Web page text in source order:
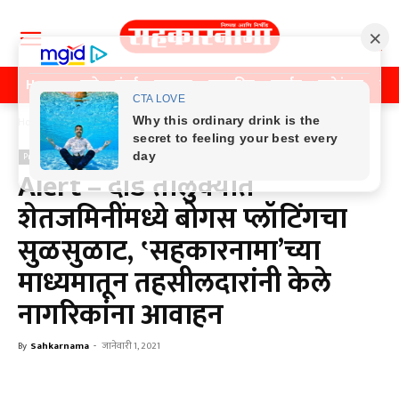
Home पुणे मुंबई महाराष्ट्र राजकीय क्राईम मनोरंजन
Home Previos News
Previos News
Alert – दौंड तालुक्यात
शेतजमिनींमध्ये बोगस प्लॉटिंगचा
सुळसुळाट, ‛सहकारनामा’च्या
माध्यमातून तहसीलदारांनी केले
नागरिकांना आवाहन
By Sahkarnama - जानेवारी 1, 2021